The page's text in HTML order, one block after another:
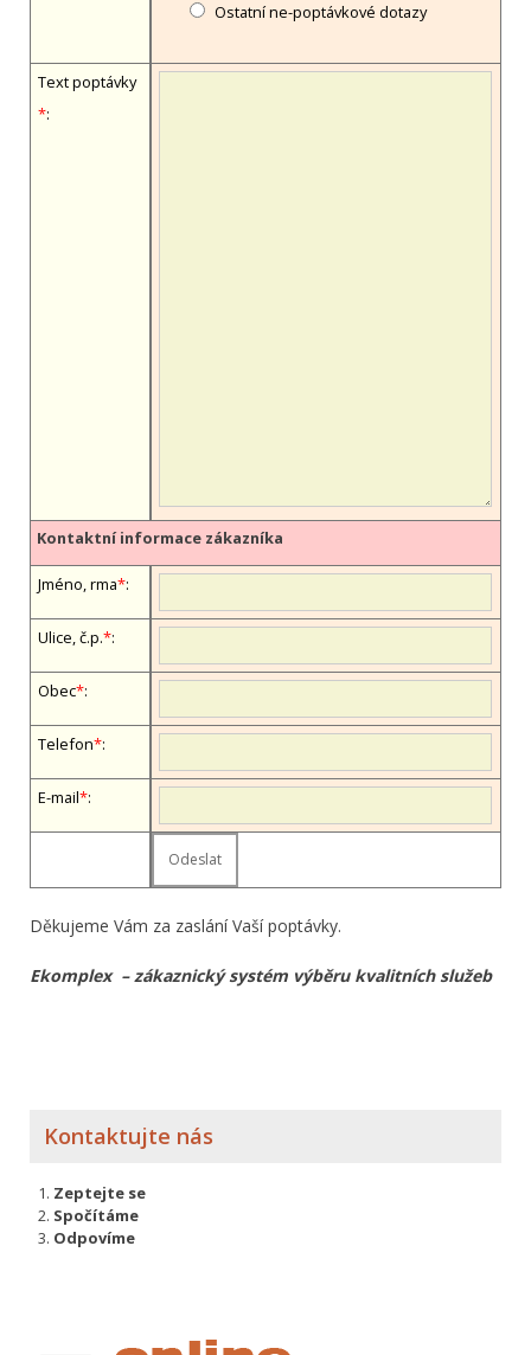
Ostatní ne-poptávkové dotazy
Text poptávky
*:
Kontaktní informace zákazníka
Jméno, firma*:
Ulice, č.p.*:
Obec*:
Telefon*:
E-mail*:
Děkujeme Vám za zaslání Vaší poptávky.
Ekomplex – zákaznický systém výběru kvalitních služeb
Kontaktujte nás
Zeptejte se
Spočítáme
Odpovíme